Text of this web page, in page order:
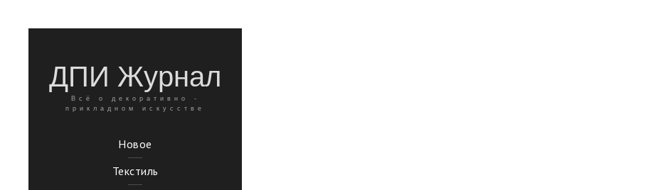
ДПИ Журнал
Всё о декоративно -
прикладном искусстве
Новое
Текстиль